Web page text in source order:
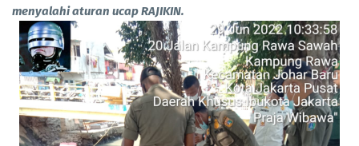
menyalahi aturan ucap RAJIKIN.